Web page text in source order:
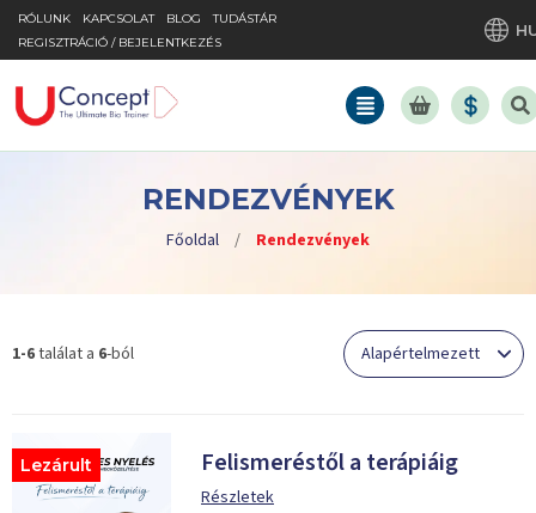
RÓLUNK KAPCSOLAT BLOG
TUDÁSTÁR
REGISZTRÁCIÓ / BEJELENTKEZÉS
RENDEZVÉNYEK
Főoldal / Rendezvények
1-6találat a 6-ból Alapértelmezett
Lezárult Felismeréstől a terápiáig
Részletek